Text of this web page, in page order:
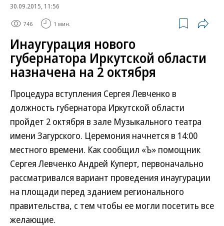
30.09.2015, 11:56
746 1 мин.
Инаугурация нового
губернатора Иркутской области
назначена на 2 октября
Процедура вступления Сергея Левченко в
должность губернатора Иркутской области
пройдет 2 октября в зале Музыкального театра
имени Загурского. Церемония начнется в 14:00
местного времени. Как сообщил «Ъ» помощник
Сергея Левченко Андрей Куперт, первоначально
рассматривался вариант проведения инаугурации
на площади перед зданием регионального
правительства, с тем чтобы ее могли посетить все
желающие.